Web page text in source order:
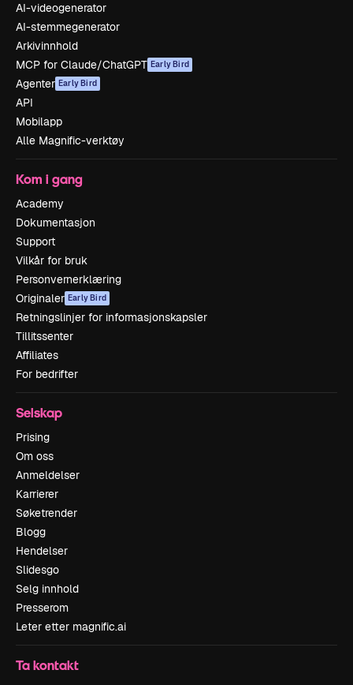
AI-videogenerator
AI-stemmegenerator
Arkivinnhold
MCP for Claude/ChatGPT Early Bird
Agenter Early Bird
API
Mobilapp
Alle Magnific-verktøy
Kom i gang
Academy
Dokumentasjon
Support
Vilkår for bruk
Personvernerklæring
Originaler Early Bird
Retningslinjer for informasjonskapsler
Tillitssenter
Affiliates
For bedrifter
Selskap
Prising
Om oss
Anmeldelser
Karrierer
Søketrender
Blogg
Hendelser
Slidesgo
Selg innhold
Presserom
Leter etter magnific.ai
Ta kontakt